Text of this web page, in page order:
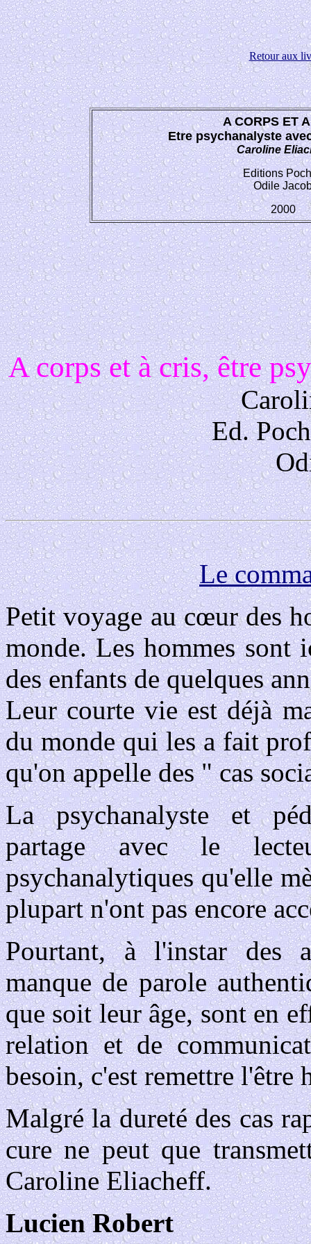
Retour aux
A CORPS ET
Etre psychanalyste
Caroline
Editions
Odile
2000
A corps et à cris, être
Ed.
Le
Petit voyage au cœur des
monde. Les hommes sont
des enfants de quelques
Leur courte vie est déjà
du monde qui les a fait
qu'on appelle des " cas
La psychanalyste et
partage avec le
psychanalytiques qu'elle
plupart n'ont pas encore
Pourtant, à l'instar des
manque de parole
que soit leur âge, sont en
relation et de
besoin, c'est remettre l'être
Malgré la dureté des cas
cure ne peut que
Caroline Eliacheff.
Lucien Robert